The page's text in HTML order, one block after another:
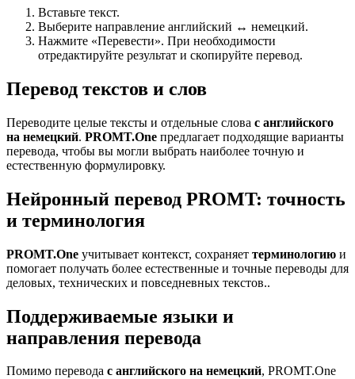
Вставьте текст.
Выберите направление английский ↔ немецкий.
Нажмите «Перевести». При необходимости
отредактируйте результат и скопируйте перевод.
Перевод текстов и слов
Переводите целые тексты и отдельные слова с английского
на немецкий. PROMT.One предлагает подходящие варианты
перевода, чтобы вы могли выбрать наиболее точную и
естественную формулировку.
Нейронный перевод PROMT: точность
и терминология
PROMT.One учитывает контекст, сохраняет терминологию и
помогает получать более естественные и точные переводы для
деловых, технических и повседневных текстов..
Поддерживаемые языки и
направления перевода
Помимо перевода с английского на немецкий, PROMT.One